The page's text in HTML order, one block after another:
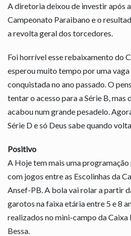
A diretoria deixou de investir após
Campeonato Paraibano e o
a revolta geral dos torcedores.
Foi horrível esse rebaixamento do
esperou muito tempo por uma vaga
conquistada no ano passado. O
tentar o acesso para a Série B, mas
acabou num grande pesadelo.
Série D e só Deus sabe quando
Positivo
A Hoje tem mais uma
com jogos entre as Escolinhas da
Ansef-PB. A bola vai rolar a partir
garotos na faixa etária entre 5 e 8
realizados no mini-campo da Caixa
Bessa.